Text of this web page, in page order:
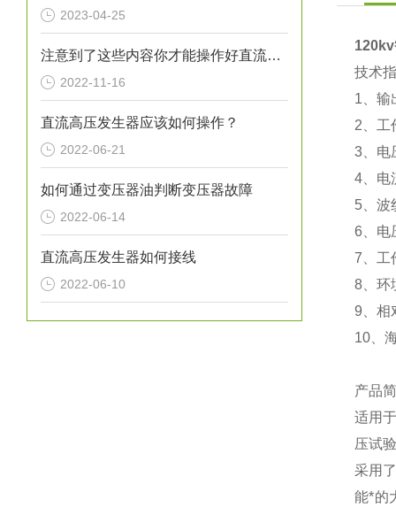
2023-04-25
注意到了这些内容你才能操作好直流高压发生器
2022-11-16
直流高压发生器应该如何操作？
2022-06-21
如何通过变压器油判断变压器故障
2022-06-14
直流高压发生器如何接线
2022-06-10
技术
1、输
2、工
3、电
4、电
5、波
6、电
7、工
8、
9 、
10、
产品
适用
压试
采用
能*的